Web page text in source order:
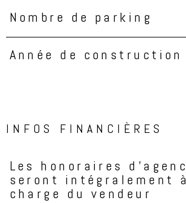
Nombre de parking
Année de construction
INFOS FINANCIÈRES
Caractéristiques Valeurs
Les honoraires
seront intégralement
charge du vendeur